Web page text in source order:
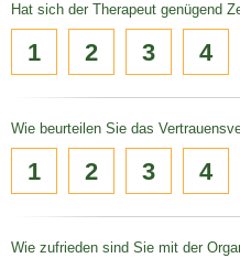
Hat sich der Therapeut genügend
1 2 3 4
Wie beurteilen Sie das
1 2 3 4
Wie zufrieden sind Sie mit der